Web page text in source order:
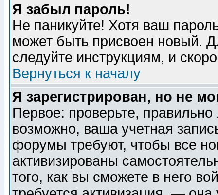
Я забыл пароль!
Не паникуйте! Хотя ваш
может быть присвоен новый.
следуйте инструкциям, и
Вернуться к началу
Я зарегистрирован, но не
Первое: проверьте,
возможно, ваша учетная
форумы требуют, чтобы все
активизированы
того, как вы сможете в него